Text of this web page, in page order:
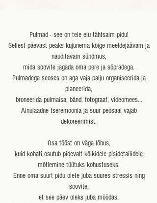
Pulmad - see on teie elu tähtsaim pidu!
Sellest päevast peaks kujunema kõige meeldejäävam ja
nauditavam sündmus,
mida soovite jagada oma pere ja sõpradega.
Pulmadega seoses on aga vaja palju organiseerida ja
planeerida,
broneerida pulmaisa, bänd, fotograaf, videomees...
Ainulaadne tseremoonia ja suur peosaal vajab
dekoreerimist.
Osa tööst on väga lõbus,
kuid kohati osutub pidevalt kõikidele pisidetailidele
mõtlemine tüütuks kohustuseks.
Enne oma suurt pidu olete juba suures stressis ning
soovite,
et see päev oleks juba möödas.